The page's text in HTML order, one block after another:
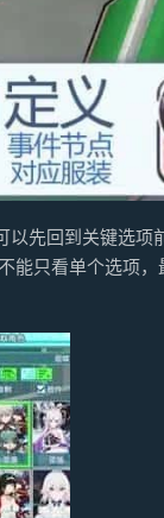
以先回到关键选项
能只看单个选项